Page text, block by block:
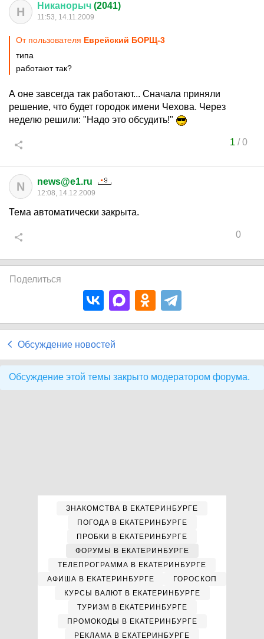
Н Никанорыч (2041)
11:53, 14.11.2009
От пользователя Еврейский БОРЩ-3
типа
работают так?
А оне завсегда так работают... Сначала приняли
решение, что будет городок имени Чехова. Через
неделю решили: "Надо это обсудить!"
1 /0
N news@e1.ru
12:08, 14.12.2009
Тема автоматически закрыта.
0
Поделиться
Обсуждение новостей
Обсуждение этой темы закрыто модератором форума.
ЗНАКОМСТВА В ЕКАТЕРИНБУРГЕ
ПОГОДА В ЕКАТЕРИНБУРГЕ
ПРОБКИ В ЕКАТЕРИНБУРГЕ
ФОРУМЫ В ЕКАТЕРИНБУРГЕ
ТЕЛЕПРОГРАММА В ЕКАТЕРИНБУРГЕ
АФИША В ЕКАТЕРИНБУРГЕ
ГОРОСКОП
КУРСЫ ВАЛЮТ В ЕКАТЕРИНБУРГЕ
ТУРИЗМ В ЕКАТЕРИНБУРГЕ
ПРОМОКОДЫ В ЕКАТЕРИНБУРГЕ
РЕКЛАМА В ЕКАТЕРИНБУРГЕ